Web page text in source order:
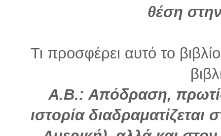
θέση
Τι προσφέρει αυτό το
Α.Β.: Απόδραση,
ιστορία